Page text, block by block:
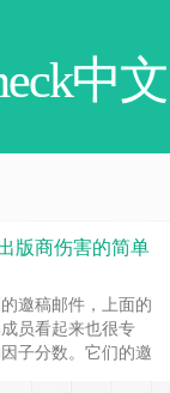
中文
版商伤害的简单
邀稿邮件，上面的
员看起来也很专
子分数。它们的邀